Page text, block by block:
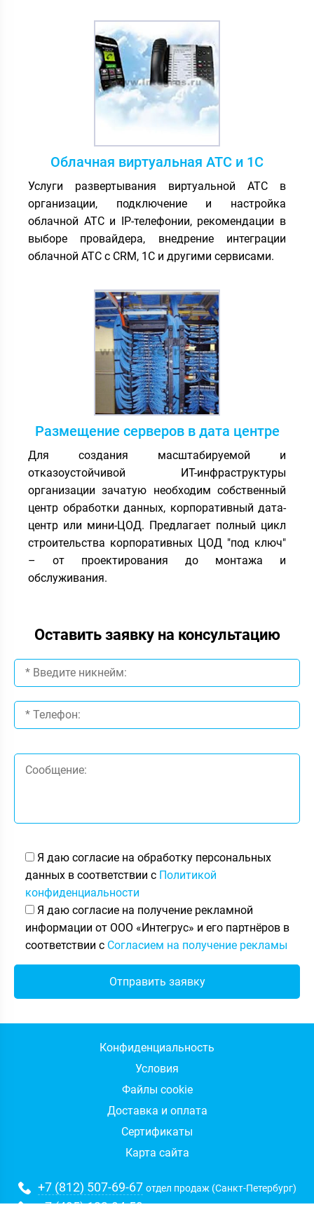
Облачная виртуальная АТС и 1С
Услуги развертывания виртуальной АТС в
организации, подключение и настройка
облачной АТС и IP-телефонии, рекомендации в
выборе провайдера, внедрение интеграции
облачной АТС с CRM, 1С и другими сервисами.
Размещение серверов в дата центре
Для создания масштабируемой и
отказоустойчивой ИТ-инфраструктуры
организации зачатую необходим собственный
центр обработки данных, корпоративный дата-
центр или мини-ЦОД. Предлагает полный цикл
строительства корпоративных ЦОД "под ключ"
– от проектирования до монтажа и
обслуживания.
Оставить заявку на консультацию
Я даю согласие на обработку персональных
данных в соответствии с Политикой
конфиденциальности
Я даю согласие на получение рекламной
информации от ООО «Интегрус» и его партнёров в
соответствии с Согласием на получение рекламы
Конфиденциальность
Условия
Файлы cookie
Доставка и оплата
Сертификаты
Карта сайта
+7 (812) 507-69-67 отдел продаж (Санкт-Петербург)